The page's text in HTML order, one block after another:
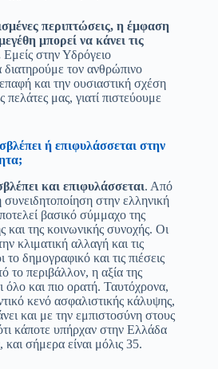
περιπτώσεις, η έμφαση
μπορεί να κάνει τις
Εμείς στην Υδρόγειο
τον ανθρώπινο
και την ουσιαστική σχέση
πελάτες μας, γιατί πιστεύουμε
ή επιφυλάσσεται στην
και επιφυλάσσεται. Από
στην ελληνική
βασικό σύμμαχο της
και της κοινωνικής συνοχής. Οι
κλιματική αλλαγή και τις
δημογραφικό και τις πιέσεις
το περιβάλλον, η αξία της
όλο και πιο ορατή. Ταυτόχρονα,
κενό ασφαλιστικής κάλυψης,
και με την εμπιστοσύνη στους
κάποτε υπήρχαν στην Ελλάδα
και σήμερα είναι μόλις 35.